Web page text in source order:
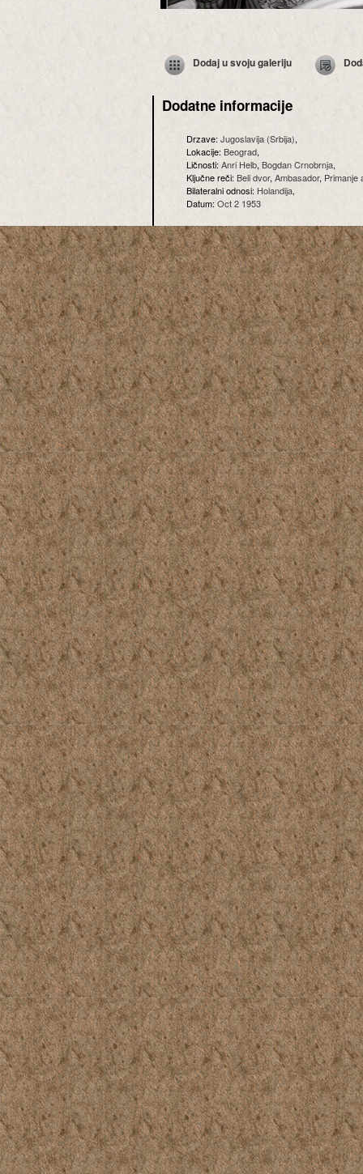
Dodaj u svoju galeriju
Dodatne informacije
Drzave:Jugoslavija (Srbija),
Lokacije:Beograd,
Ličnosti:Anri Helb, Bogdan Crnobrnja,
Ključne reči:Beli dvor, Ambasador, Primanje
Bilateralni odnosi:Holandija,
Datum: Oct 2 1953